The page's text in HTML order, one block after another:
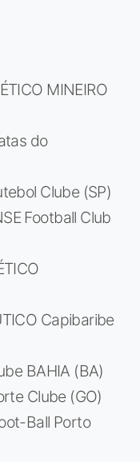
MINEIRO
do
Clube (SP)
Football Club
Capibaribe
BAHIA (BA)
Clube (GO)
Ball Porto